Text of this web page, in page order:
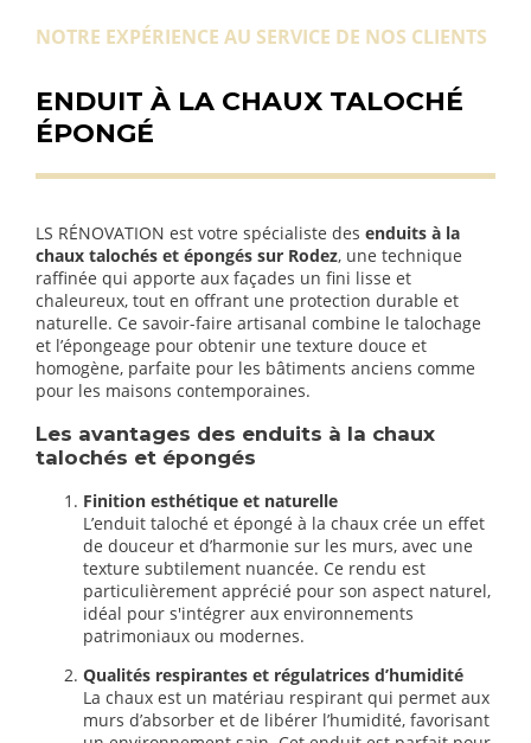
NOTRE EXPÉRIENCE AU SERVICE DE NOS CLIENTS
ENDUIT À LA CHAUX TALOCHÉ
ÉPONGÉ
LS RÉNOVATION est votre spécialiste des enduits à la
chaux talochés et épongés sur Rodez, une technique
raffinée qui apporte aux façades un fini lisse et
chaleureux, tout en offrant une protection durable et
naturelle. Ce savoir-faire artisanal combine le talochage
et l’épongeage pour obtenir une texture douce et
homogène, parfaite pour les bâtiments anciens comme
pour les maisons contemporaines.
Les avantages des enduits à la chaux
talochés et épongés
Finition esthétique et naturelle
L’enduit taloché et épongé à la chaux crée un effet
de douceur et d’harmonie sur les murs, avec une
texture subtilement nuancée. Ce rendu est
particulièrement apprécié pour son aspect naturel,
idéal pour s'intégrer aux environnements
patrimoniaux ou modernes.
Qualités respirantes et régulatrices d’humidité
La chaux est un matériau respirant qui permet aux
murs d’absorber et de libérer l’humidité, favorisant